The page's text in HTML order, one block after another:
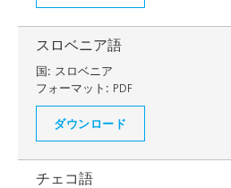
スロベニア語
国: スロベニア
フォーマット: PDF
ダウンロード
チェコ語